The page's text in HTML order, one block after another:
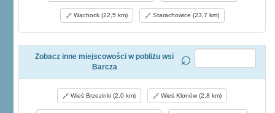
Wąchock (22,5 km) Starachowice (23,7 km)
Zobacz inne miejscowości w pobliżu wsi
Barcza
Wieś Brzezinki (2,0 km) Wieś Klonów (2,8 km)